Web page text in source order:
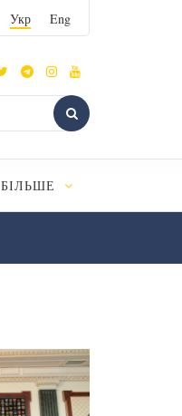
Укр Eng
БІЛЬШЕ